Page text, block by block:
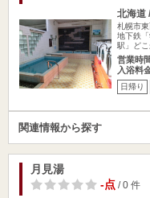
北海道
札幌市
地下鉄
駅」ど
営業時
入浴料
日帰り
関連情報から探す
月見湯
-点/ 0 件